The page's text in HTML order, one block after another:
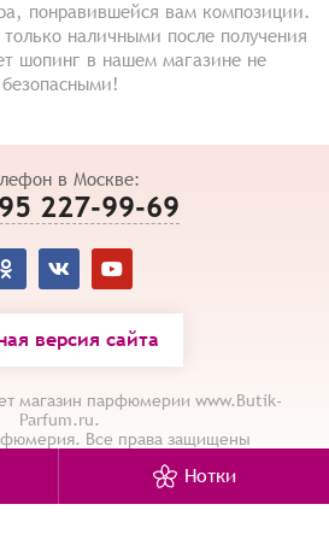
понравившейся вам композиции.
наличными после получения
шопинг в нашем магазине не
в Москве:
227-99-69
версия сайта
магазин парфюмерии www.Butik-
Parfum.ru.
Все права защищены
Политика конфиденциальности
Нотки